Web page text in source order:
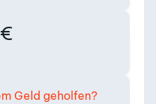
€
Geld geholfen?